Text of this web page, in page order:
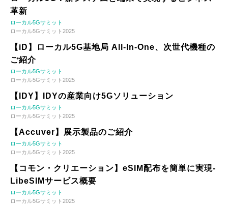
革新
ローカル5Gサミット
ローカル5Gサミット2025
【iD】ローカル5G基地局 All-In-One、次世代機種の
ご紹介
ローカル5Gサミット
ローカル5Gサミット2025
【IDY】IDYの産業向け5Gソリューション
ローカル5Gサミット
ローカル5Gサミット2025
【Accuver】展示製品のご紹介
ローカル5Gサミット
ローカル5Gサミット2025
【コモン・クリエーション】eSIM配布を簡単に実現-
LibeSIMサービス概要
ローカル5Gサミット
ローカル5Gサミット2025